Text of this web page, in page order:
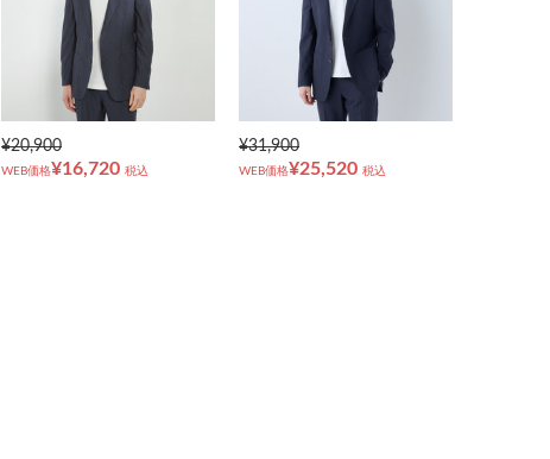
¥20,900
WEB価格¥16,720 税込
¥31,900
WEB価格¥25,520 税込